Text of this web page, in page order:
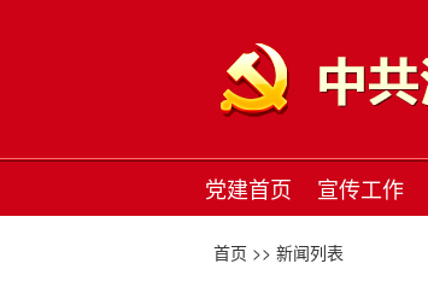
党建首页 宣传工作
首页 >> 新闻列表